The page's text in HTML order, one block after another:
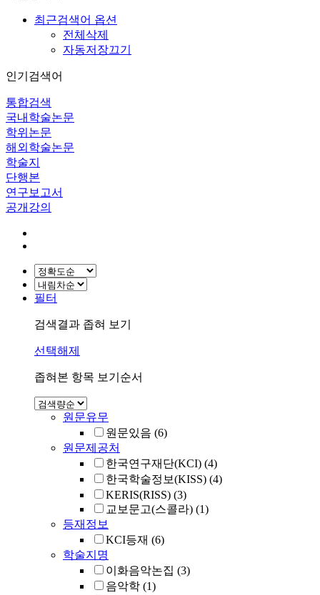
최근검색어 옵션
전체삭제
자동저장끄기
인기검색어
통합검색
국내학술논문
학위논문
해외학술논문
학술지
단행본
연구보고서
공개강의
필터
검색결과 좁혀 보기
선택해제
좁혀본 항목 보기순서
원문유무
원문있음 (6)
원문제공처
한국연구재단(KCI) (4)
한국학술정보(KISS) (4)
KERIS(RISS) (3)
교보문고(스콜라) (1)
등재정보
KCI등재 (6)
학술지명
이화음악논집 (3)
음악학 (1)